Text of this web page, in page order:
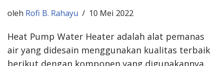
oleh Rofi B. Rahayu 10 Mei 2022
Heat Pump Water Heater adalah alat pemanas
air yang didesain menggunakan kualitas terbaik